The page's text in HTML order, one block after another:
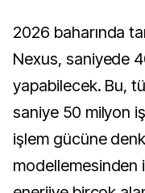
2026 baharında
Nexus, saniyede
yapabilecek. Bu,
saniye 50 milyon
işlem gücüne